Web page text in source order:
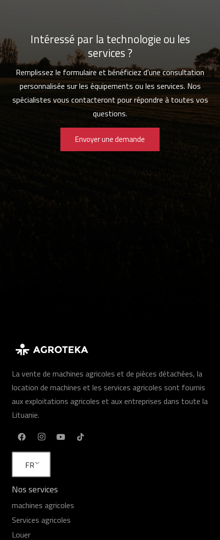
Intéressé par la technologie ou les
services ?
Remplissez le formulaire et bénéficiez d'une consultation
personnalisée sur les équipements ou les services. Nos
spécialistes vous contacteront pour répondre à toutes vos
questions.
Envoyer une demande
La vente de machines agricoles et de pièces détachées, la
location de machines et les services agricoles sont fournis
aux exploitations agricoles et aux entreprises dans toute la
Lituanie.
FR
Nos services
machines agricoles
Services agricoles
Louer